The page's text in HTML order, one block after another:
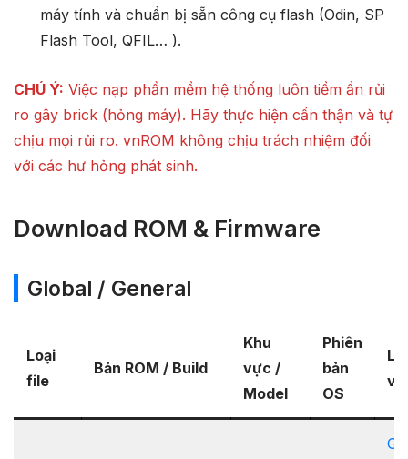
máy tính và chuẩn bị sẵn công cụ flash (Odin, SP
Flash Tool, QFIL… ).
CHÚ Ý: Việc nạp phần mềm hệ thống luôn tiềm ẩn rủi
ro gây brick (hỏng máy). Hãy thực hiện cẩn thận và tự
chịu mọi rủi ro. vnROM không chịu trách nhiệm đối
với các hư hỏng phát sinh.
Download ROM & Firmware
Global / General
Loại
file
Bản ROM / Build
Khu
vực /
Model
Phiên
bản
OS
về